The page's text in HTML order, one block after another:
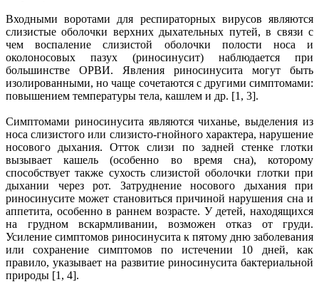
Входными воротами для респираторных вирусов являются
слизистые оболочки верхних дыхательных путей, в связи с
чем воспаление слизистой оболочки полости носа и
околоносовых пазух (риносинусит) наблюдается при
большинстве ОРВИ. Явления риносинусита могут быть
изолированными, но чаще сочетаются с другими симптомами:
повышением температуры тела, кашлем и др. [1, 3].
Симптомами риносинусита являются чиханье, выделения из
носа слизистого или слизисто-гнойного характера, нарушение
носового дыхания. Отток слизи по задней стенке глотки
вызывает кашель (особенно во время сна), которому
способствует также сухость слизистой оболочки глотки при
дыхании через рот. Затруднение носового дыхания при
риносинусите может становиться причиной нарушения сна и
аппетита, особенно в раннем возрасте. У детей, находящихся
на грудном вскармливании, возможен отказ от груди.
Усиление симптомов риносинусита к пятому дню заболевания
или сохранение симптомов по истечении 10 дней, как
правило, указывает на развитие риносинусита бактериальной
природы [1, 4].